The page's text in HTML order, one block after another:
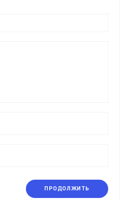
ПРОДОЛЖИТЬ